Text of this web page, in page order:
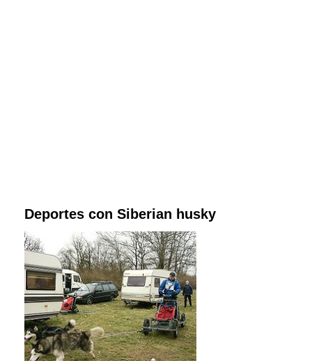
Deportes con Siberian husky